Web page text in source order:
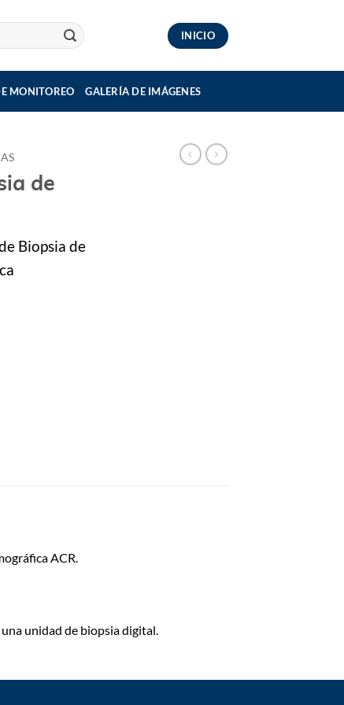
INICIO
MONITOREO GALERÍA DE IMÁGENES
de
Biopsia de
ACR.
unidad de biopsia digital.